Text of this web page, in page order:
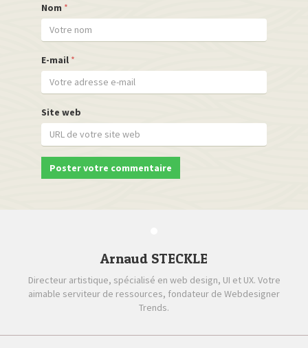
Nom *
E-mail *
Site web
Arnaud STECKLE
Directeur artistique, spécialisé en web design, UI et UX. Votre
aimable serviteur de ressources, fondateur de Webdesigner
Trends.